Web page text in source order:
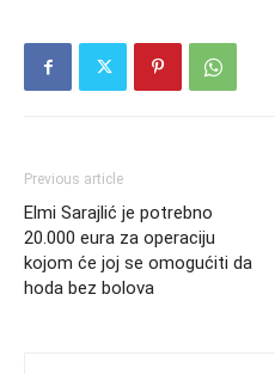
Previous article
Elmi Sarajlić je potrebno
20.000 eura za operaciju
kojom će joj se omogućiti da
hoda bez bolova